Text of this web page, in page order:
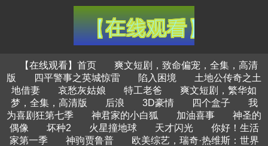
【在线观看】首页
爽文短剧，致命偏宠，全集，高清
版
四平警事之英城惊雷 陷入困境
土地公传奇之土
地借妻
哀愁灰姑娘 特工老爸
爽文短剧，繁华如
梦，全集，高清版
后浪 3D豪情 四个盒子
我
为喜剧狂第七季
神君家的小白狐 加油喜事
神圣的
偶像
坏种2 火星撞地球 天才闪光
你好！生活
家第一季
神驹贾鲁普
欧美综艺，瑞奇·热维斯：世界